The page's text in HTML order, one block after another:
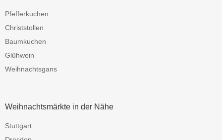
Pfefferkuchen
Christstollen
Baumkuchen
Glühwein
Weihnachtsgans
Weihnachtsmärkte in der Nähe
Stuttgart